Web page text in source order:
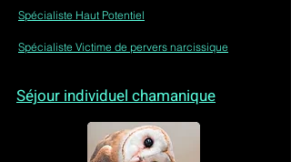
Spécialiste Haut Potentiel
Spécialiste Victime de pervers narcissique
Séjour individuel chamanique